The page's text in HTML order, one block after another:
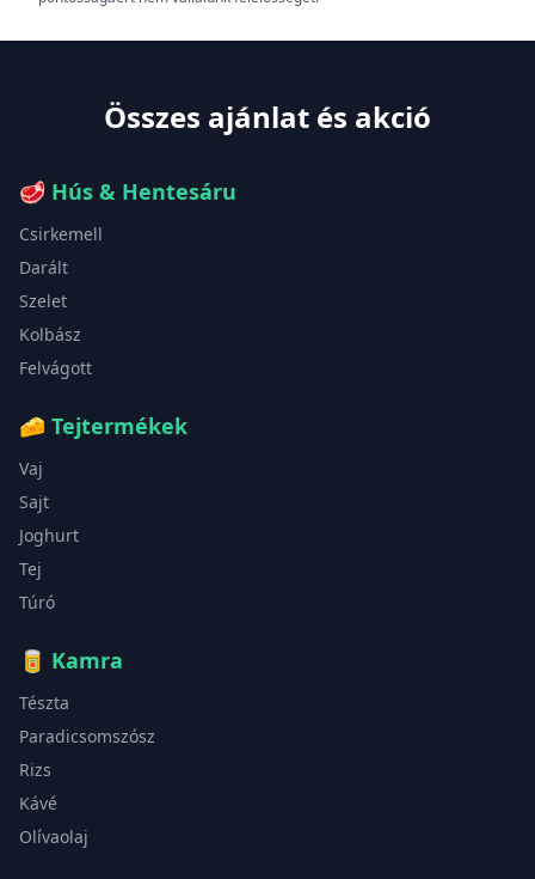
Összes ajánlat és akció
🥩 Hús & Hentesáru
Csirkemell
Darált
Szelet
Kolbász
Felvágott
🧀 Tejtermékek
Vaj
Sajt
Joghurt
Tej
Túró
🥫 Kamra
Tészta
Paradicsomszósz
Rizs
Kávé
Olívaolaj